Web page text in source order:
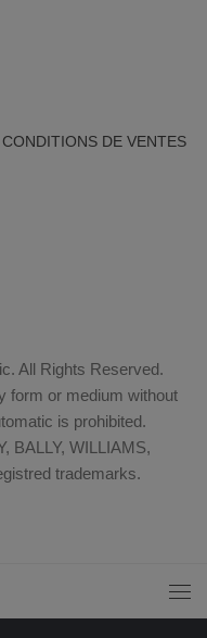
DE VENTES
All Rights Reserved.
form or medium without
is prohibited.
BALLY, WILLIAMS,
trademarks.